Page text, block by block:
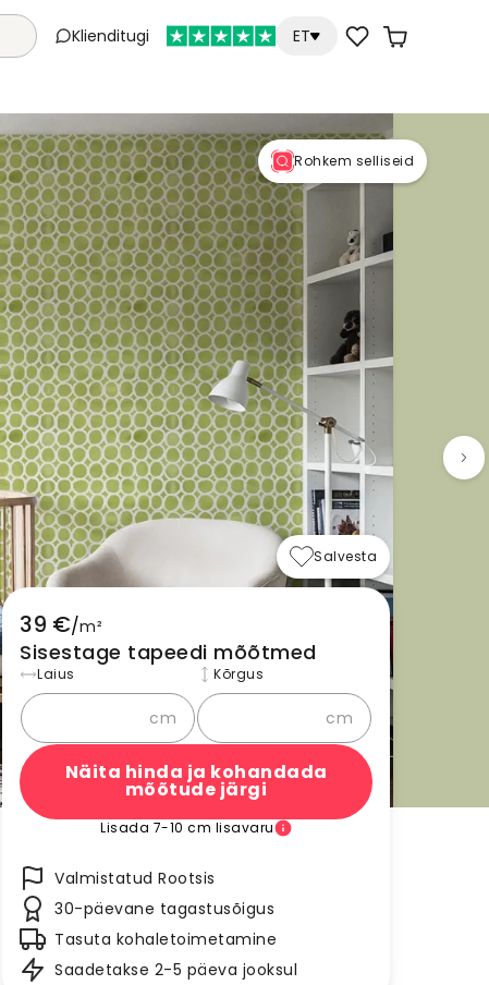
Klienditugi ET
Rohkem selliseid
Salvesta
39 €/m²
Sisestage tapeedi mõõtmed
Laius
cm
Kõrgus
cm
Näita hinda ja kohandada
mõõtude järgi
Lisada 7-10 cm lisavaru
Valmistatud Rootsis
30-päevane tagastusõigus
Tasuta kohaletoimetamine
Saadetakse 2-5 päeva jooksul